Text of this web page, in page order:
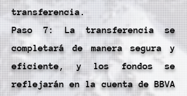
transferencia.
Paso 7: La transferencia se
completará de manera segura y
eficiente, y los fondos se
reflejarán en la cuenta de BBVA